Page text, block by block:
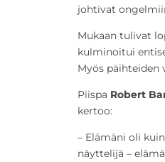
johtivat
Mukaan tulivat
kulminoitui
Myös
Piispa Robert
kertoo:
– Elämäni oli
näyttelijä –